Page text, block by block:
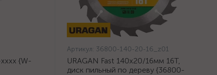
{W-
Артикул: 36800-140-20-16_z01
URAGAN Fast 140x20/16мм 16Т,
диск пильный по дереву {36800-